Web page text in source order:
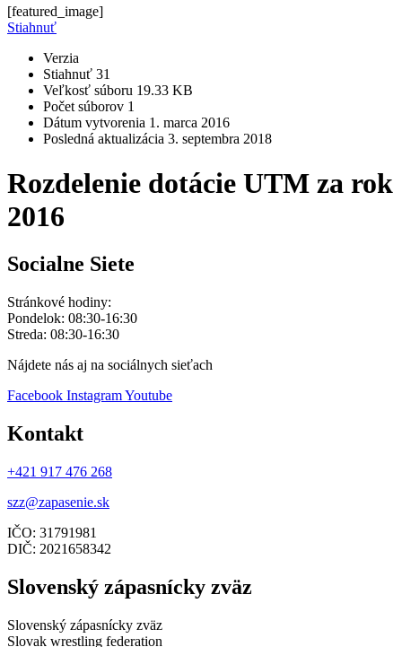
[featured_image]
Stiahnuť
Verzia
Stiahnuť 31
Veľkosť súboru 19.33 KB
Počet súborov 1
Dátum vytvorenia 1. marca 2016
Posledná aktualizácia 3. septembra 2018
Rozdelenie dotácie UTM za rok
2016
Socialne Siete
Stránkové hodiny:
Pondelok: 08:30-16:30
Streda: 08:30-16:30
Nájdete nás aj na sociálnych sieťach
Facebook InstagramYoutube
Kontakt
+421 917 476 268
szz@zapasenie.sk
IČO: 31791981
DIČ: 2021658342
Slovenský zápasnícky zväz
Slovenský zápasnícky zväz
Slovak wrestling federation